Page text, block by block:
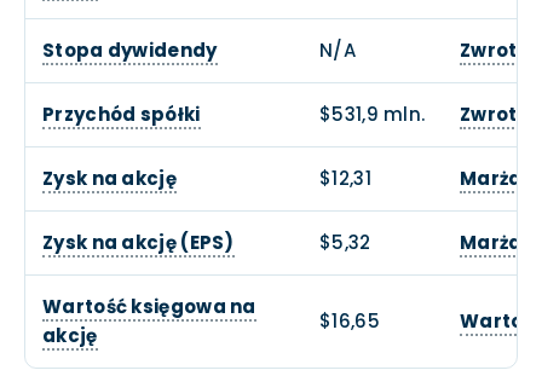
Stopa dywidendy N/A Zwrot z
Przychód spółki $531,9 mln. Zwrotu
Zysk na akcję $12,31 Marża
Zysk na akcję (EPS) $5,32 Marża
Wartość księgowa na
akcję
$16,65